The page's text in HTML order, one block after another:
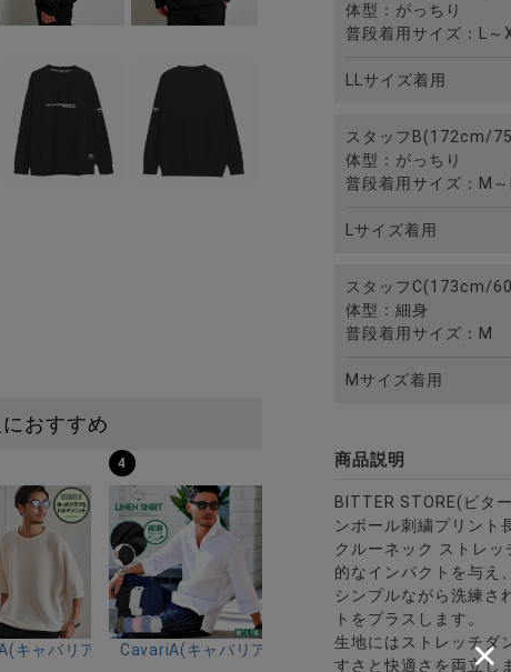
おすすめ
チバンドカラー半袖シャツ＆イージーパンツ/全2色
半袖Tシャツ/全4色
キャバリア)12Gミラノリブクルーネックドルマンハーフスリーブ
4
CavariA(キャバリア)コットンリネンホリゾンタル
体型：がっちり
普段着用サイズ：L～
LLサイズ着用
スタッフB(172cm/
体型：がっちり
普段着用サイズ：M～L
Lサイズ着用
スタッフC(173cm/
体型：細身
普段着用サイズ：M
Mサイズ着用
商品説明
BITTER STORE(ビタ
ンボール刺繍プリント
クルーネック ストレ
的なインパクトを与え
シンプルながら洗練さ
トをプラスします。
生地にはストレッチダ
すさと快適さを両立し